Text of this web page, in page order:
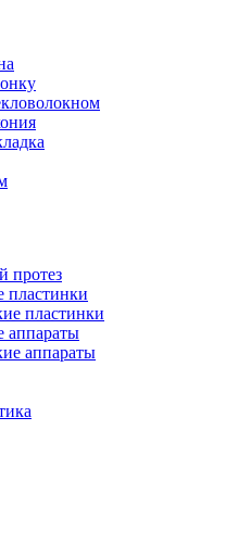
протез
пластинки
пластинки
аппараты
аппараты